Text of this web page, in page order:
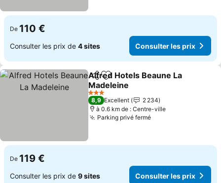
De 110 €
Consulter les prix de 4 sites Consulter les prix
PartagerAjouter à mes favoris
Alfred Hotels Beaune La
Madeleine
Consulter les prix
3 Étoiles
8,9 Excellent
2 234
à 0.6 km de : Centre-ville
Parking privé ferméConsulter les prix
De 119 €
Consulter les prix de 9 sites Consulter les prix